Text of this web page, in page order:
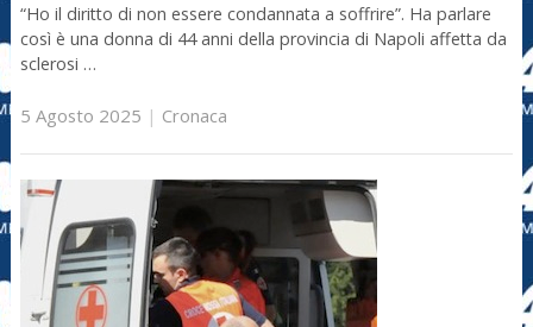
“Ho il diritto di non essere condannata a soffrire”. Ha parlare
così è una donna di 44 anni della provincia di Napoli affetta da
sclerosi …
5 Agosto 2025 | Cronaca